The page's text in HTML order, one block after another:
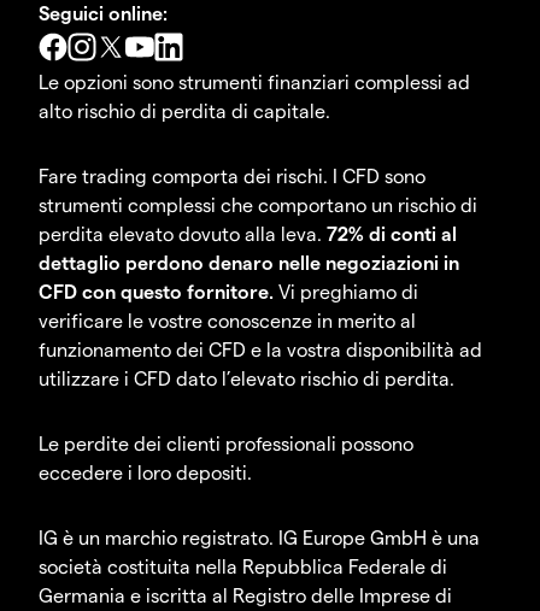
Seguici online:
Le opzioni sono strumenti finanziari complessi ad
alto rischio di perdita di capitale.
Fare trading comporta dei rischi. I CFD sono
strumenti complessi che comportano un rischio di
perdita elevato dovuto alla leva. 72% di conti al
dettaglio perdono denaro nelle negoziazioni in
CFD con questo fornitore. Vi preghiamo di
verificare le vostre conoscenze in merito al
funzionamento dei CFD e la vostra disponibilità ad
utilizzare i CFD dato l’elevato rischio di perdita.
Le perdite dei clienti professionali possono
eccedere i loro depositi.
IG è un marchio registrato. IG Europe GmbH è una
società costituita nella Repubblica Federale di
Germania e iscritta al Registro delle Imprese di